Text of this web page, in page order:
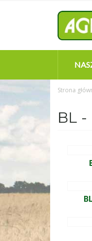
Strona
BL -